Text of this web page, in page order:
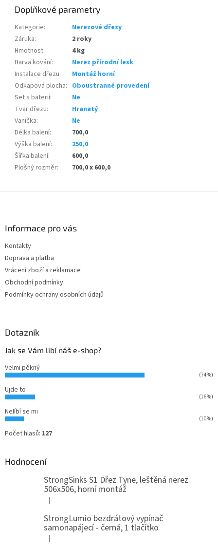
Doplňkové parametry
Kategorie:
Nerezové dřezy
Záruka:
2 roky
Hmotnost:
4 kg
Barva kování:
Nerez přírodní lesk
Instalace dřezu:
Montáž horní
Odkapová plocha: Oboustranné provedení
Set s baterií:
Ne
Tvar dřezu:
Hranatý
Vanička:
Ne
Délka balení:
700,0
Výška balení:
250,0
Šířka balení:
600,0
Plošný rozměr: 700,0 x 600,0
Informace pro vás
Kontakty
Doprava a platba
Vrácení zboží a reklamace
Obchodní podmínky
Podmínky ochrany osobních údajů
Dotazník
Jak se Vám líbí náš e-shop?
Velmi pěkný
(74%)
Ujde to
(16%)
Nelíbí se mi
(10%)
Počet hlasů: 127
Hodnocení
StrongSinks S1 Dřez Tyne, leštěná nerez
506x506, horní montáž
Hodnocení produktu je 5 z 5 hvězdiček.
|
StrongLumio bezdrátový vypínač
samonapájecí - černá, 1 tlačítko
Hodnocení produktu je 4 z 5 hvězdiček.
|